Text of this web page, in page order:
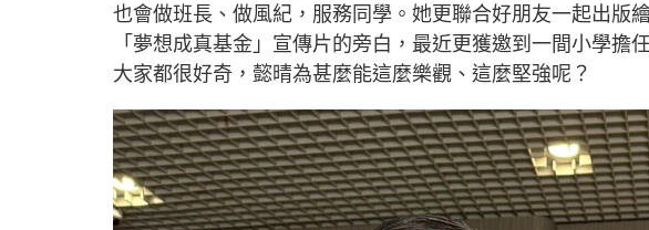
也會做班長、做風紀，服務同學。她更聯合好朋友一起出版
「夢想成真基金」宣傳片的旁白，最近更獲邀到一間小學擔
大家都很好奇，懿晴為甚麼能這麼樂觀、這麼堅強呢？